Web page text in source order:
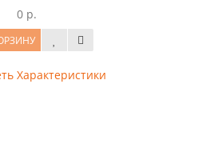
0 р.
Характеристики